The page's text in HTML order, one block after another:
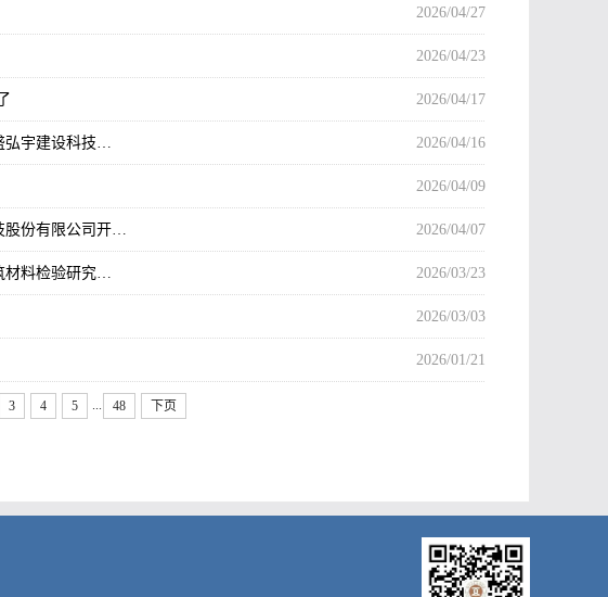
2026/04/27
2026/04/23
2026/04/17
弘宇建设科技… 2026/04/16
2026/04/09
股份有限公司开… 2026/04/07
材料检验研究… 2026/03/23
2026/03/03
2026/01/21
3 4 5 48 下页